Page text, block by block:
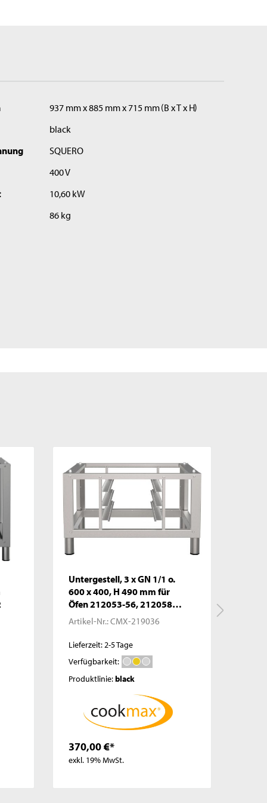
937 mm x 885 mm x 715 mm B x T x H
black
SQUERO
400 V
10,60 kW
86 kg
Untergestell, 3 x GN 1/1 o.
600 x 400, H 490 mm für
Öfen 212053-56, 212058-
62
Artikel-Nr.:CMX-219036
Lieferzeit: 2-5 Tage
Verfügbarkeit:
Produktlinie:black
370,00 €*
exkl. 19% MwSt.